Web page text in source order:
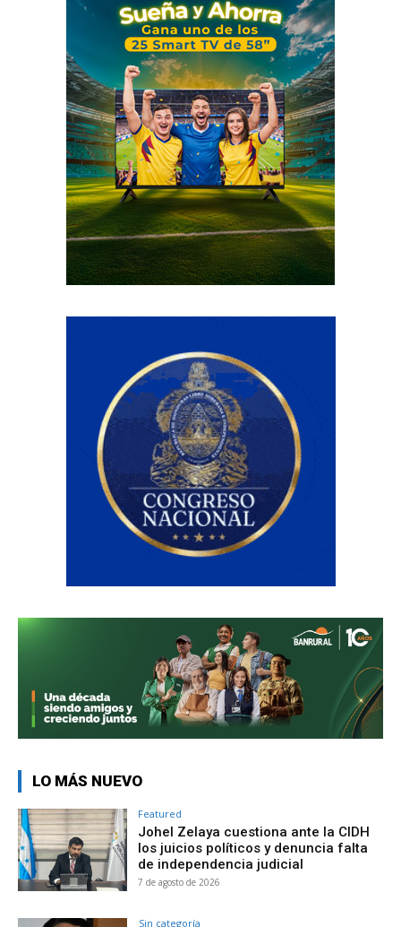
LO MÁS NUEVO
Featured
Johel Zelaya cuestiona ante la CIDH
los juicios políticos y denuncia falta
de independencia judicial
7 de agosto de 2026
Sin categoría